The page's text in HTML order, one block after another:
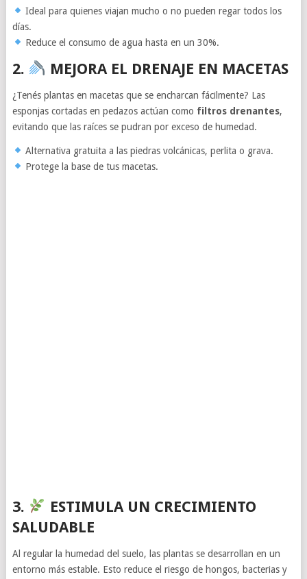
Ideal para quienes viajan mucho o no pueden regar todos los
días.
Reduce el consumo de agua hasta en un 30%.
2. MEJORA EL DRENAJE EN MACETAS
¿Tenés plantas en macetas que se encharcan fácilmente? Las
esponjas cortadas en pedazos actúan como filtros drenantes,
evitando que las raíces se pudran por exceso de humedad.
Alternativa gratuita a las piedras volcánicas, perlita o grava.
Protege la base de tus macetas.
3.
ESTIMULA UN CRECIMIENTO
SALUDABLE
Al regular la humedad del suelo, las plantas se desarrollan en un
entorno más estable. Esto reduce el riesgo de hongos, bacterias y